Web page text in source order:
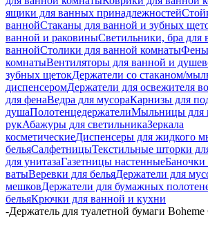
ящики для ванных принадлежностей
ваннойСтаканы для ванной и зубных
ванной и раковиныСветильники, бра для
ваннойСтолики для ванной комнатыФены
комнатыВентиляторы для ванной и
зубных щетокДержатели со стаканом/
диспенсеромДержатели для освежителя
для фенаВедра для мусораКарнизы для
душаПолотенцедержателиМыльницы для
рукАбажуры для светильникаЗеркала
косметическиеДиспенсеры для жидкого
бельяСалфетницыТекстильные шторки
для унитазаГазетницы настенныеБаночки
ватыВеревки для бельяДержатели для
мешковДержатели для бумажных
бельяКрючки для ванной и кухни
-Держатель для туалетной бумаги